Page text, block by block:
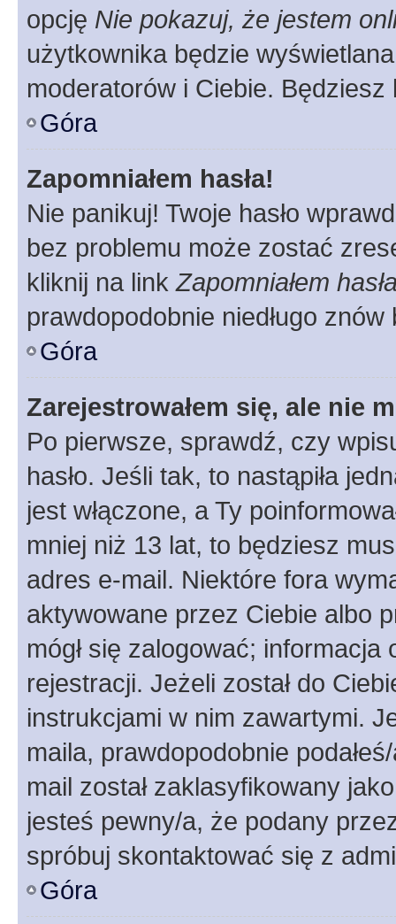
opcję Nie pokazuj, że jestem
użytkownika będzie
moderatorów i Ciebie.
Góra
Zapomniałem hasła!
Nie panikuj! Twoje hasło
bez problemu może zostać
kliknij na linkZapomniałem
prawdopodobnie niedługo
Góra
Zarejestrowałem się, ale nie
Po pierwsze, sprawdź, czy
hasło. Jeśli tak, to nastąpiła
jest włączone, a Ty
mniej niż 13 lat, to będziesz
adres e-mail. Niektóre fora
aktywowane przez Ciebie albo
mógł się zalogować;
rejestracji. Jeżeli został do
instrukcjami w nim zawartymi.
maila, prawdopodobnie
mail został zaklasyfikowany
jesteś pewny/a, że podany
spróbuj skontaktować się z
Góra